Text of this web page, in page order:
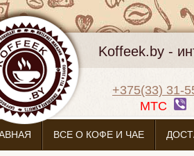
Koffeek.by -
+375(33) 31-
МТС
ВСЕ О КОФЕ И ЧАЕ